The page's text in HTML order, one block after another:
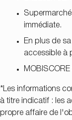
immédiate.
En plus de
accessible à
*Les informations
à titre indicatif : les
propre affaire de